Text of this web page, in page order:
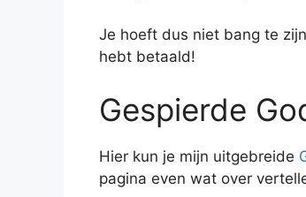
Je hoeft dus niet bang te
hebt betaald!
Gespierde
Hier kun je mijn uitgebreide
pagina even wat over